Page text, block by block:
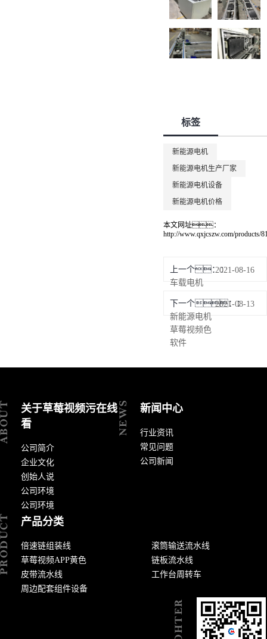
标签
新能源电机
新能源电机生产厂家
新能源电机设备
新能源电机价格
本文网址：
http://www.qxjcszw.com/products/
上一个：
车载电机
2021-08-16
下一个：
新能源电机
草莓视频色
软件
2021-08-13
关于草莓视频污在线
看
公司简介
企业文化
创始人说
公司环境
公司环境
新闻中心
行业资讯
常见问题
公司新闻
产品分类
倍速链组装线
滚筒输送流水线
草莓视频APP黄色
链板流水线
皮带流水线
工作台周转车
周边配套组件设备